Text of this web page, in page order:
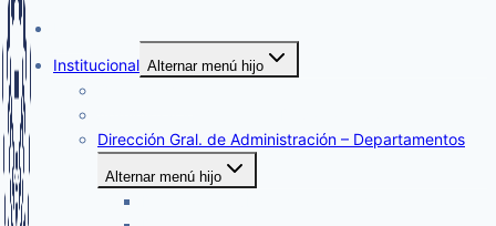
Institucional Alternar menú hijo
Dirección Gral. de Administración – Departamentos
Alternar menú hijo